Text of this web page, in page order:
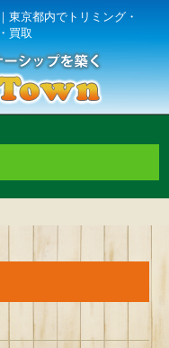
東京都内でトリミング・
買取